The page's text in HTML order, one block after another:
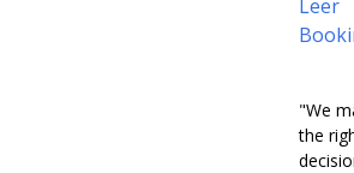
Leer
"We
the